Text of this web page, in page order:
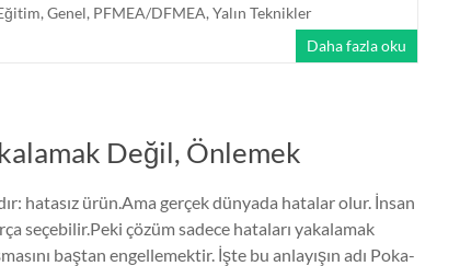
, Genel, PFMEA/DFMEA, Yalın Teknikler
Daha fazla oku
Değil, Önlemek
hatasız ürün.Ama gerçek dünyada hatalar olur. İnsan
seçebilir.Peki çözüm sadece hataları yakalamak
baştan engellemektir. İşte bu anlayışın adı Poka-